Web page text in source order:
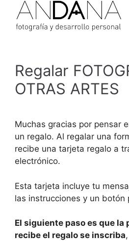
Saltar
contenido
Regalar
OTRAS ARTES
Muchas gracias por pensar
un regalo. Al regalar una
recibe una tarjeta regalo a
electrónico.
Esta tarjeta incluye tu
las instrucciones y un botón
El siguiente paso es que la
recibe el regalo se inscriba